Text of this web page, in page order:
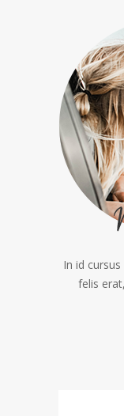
In id
felis